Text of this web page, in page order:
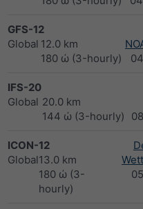
GFS-12
Global 12.0 km
180 ώ (3-hourly)
IFS-20
Global 20.0 km
144 ώ (3-hourly)
ICON-12
Global13.0 km
180 ώ (3-
hourly)